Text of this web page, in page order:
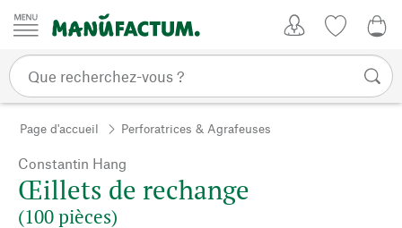
Passer au contenu
Page d'accueil Perforatrices & Agrafeuses
Constantin Hang
Œillets de rechange
(100 pièces)